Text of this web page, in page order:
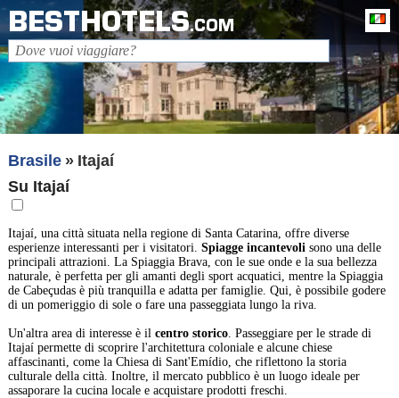
BESTHOTELS.COM
Brasile
Itajaí
Su Itajaí
Itajaí, una città situata nella regione di Santa Catarina, offre diverse
esperienze interessanti per i visitatori. Spiagge incantevolisono una delle
principali attrazioni. La Spiaggia Brava, con le sue onde e la sua bellezza
naturale, è perfetta per gli amanti degli sport acquatici, mentre la Spiaggia
de Cabeçudas è più tranquilla e adatta per famiglie. Qui, è possibile godere
di un pomeriggio di sole o fare una passeggiata lungo la riva.
Un'altra area di interesse è il centro storico. Passeggiare per le strade di
Itajaí permette di scoprire l'architettura coloniale e alcune chiese
affascinanti, come la Chiesa di Sant'Emídio, che riflettono la storia
culturale della città. Inoltre, il mercato pubblico è un luogo ideale per
assaporare la cucina locale e acquistare prodotti freschi.